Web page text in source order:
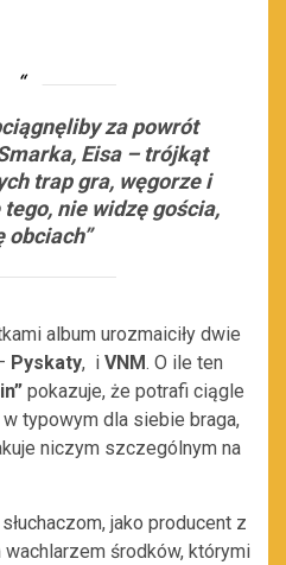
za powrót
Eisa – trójkąt
trap gra, węgorze i
nie widzę gościa,
obciach”
album urozmaiciły dwie
Pyskaty, i VNM. O ile ten
pokazuje, że potrafi ciągle
typowym dla siebie braga,
niczym szczególnym na
jako producent z
środków, którymi